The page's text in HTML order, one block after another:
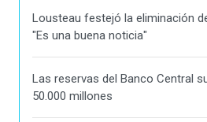
Lousteau festejó la eliminación
"Es una buena noticia"
Las reservas del Banco Central
50.000 millones